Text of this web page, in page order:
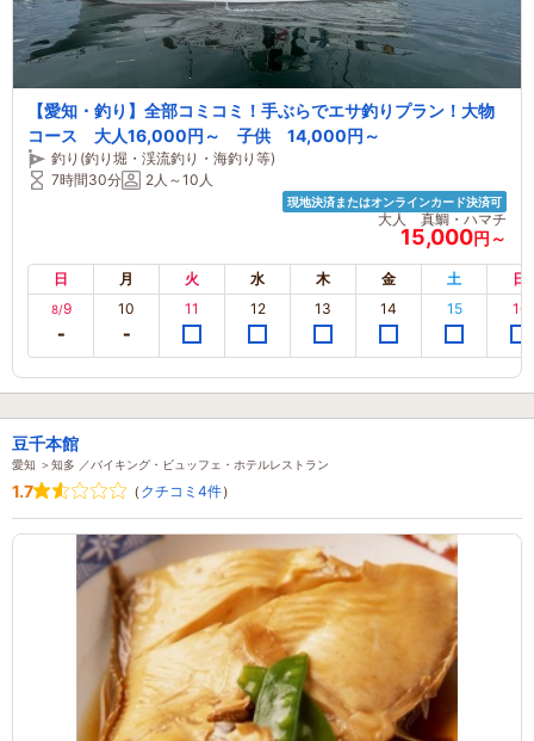
【愛知・釣り】全部コミコミ！手ぶらでエサ釣りプラン！大物
コース 大人16,000円～ 子供 14,000円～
釣り(釣り堀・渓流釣り・海釣り等)
7時間30分
2人～10人
現地決済またはオンラインカード決済可
大人 真鯛・ハマチ
15,000円～
日 月 火 水 木 金 土 日
8/9 10 11 12 13 14 15 16
豆千本館
愛知 ＞知多 ／バイキング・ビュッフェ・ホテルレストラン
1.7 （ クチコミ4件）